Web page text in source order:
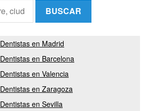
BUSCAR
Dentistas en Madrid
Dentistas en Barcelona
Dentistas en Valencia
Dentistas en Zaragoza
Dentistas en Sevilla